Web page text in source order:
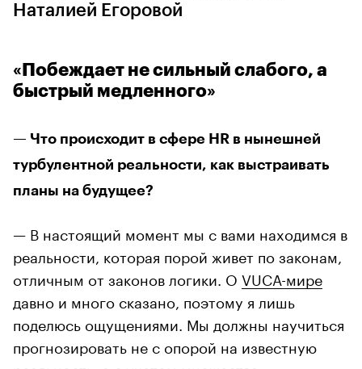
Наталией Егоровой
«Побеждает не сильный слабого, а
быстрый медленного»
— Что происходит в сфере HR в нынешней
турбулентной реальности, как выстраивать
планы на будущее?
— В настоящий момент мы с вами находимся в
реальности, которая порой живет по законам,
отличным от законов логики. О VUCA-мире
давно и много сказано, поэтому я лишь
поделюсь ощущениями. Мы должны научиться
прогнозировать не с опорой на известную